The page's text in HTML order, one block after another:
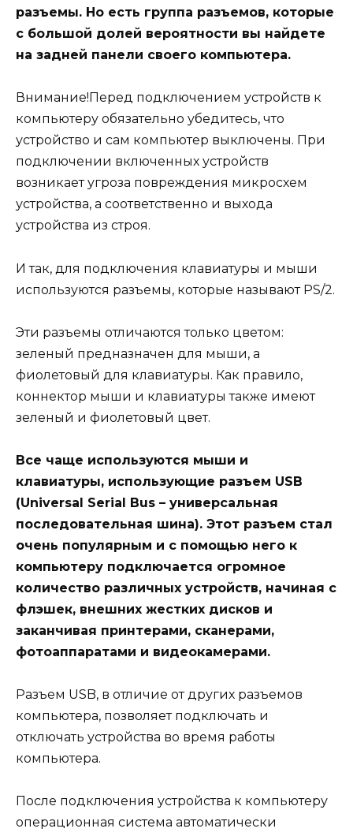
разъемы. Но есть группа разъемов, которые
с большой долей вероятности вы найдете
на задней панели своего компьютера.
Внимание!Перед подключением устройств к
компьютеру обязательно убедитесь, что
устройство и сам компьютер выключены. При
подключении включенных устройств
возникает угроза повреждения микросхем
устройства, а соответственно и выхода
устройства из строя.
И так, для подключения клавиатуры и мыши
используются разъемы, которые называют PS/2.
Эти разъемы отличаются только цветом:
зеленый предназначен для мыши, а
фиолетовый для клавиатуры. Как правило,
коннектор мыши и клавиатуры также имеют
зеленый и фиолетовый цвет.
Все чаще используются мыши и
клавиатуры, использующие разъем USB
(Universal Serial Bus – универсальная
последовательная шина). Этот разъем стал
очень популярным и с помощью него к
компьютеру подключается огромное
количество различных устройств, начиная с
флэшек, внешних жестких дисков и
заканчивая принтерами, сканерами,
фотоаппаратами и видеокамерами.
Разъем USB, в отличие от других разъемов
компьютера, позволяет подключать и
отключать устройства во время работы
компьютера.
После подключения устройства к компьютеру
операционная система автоматически